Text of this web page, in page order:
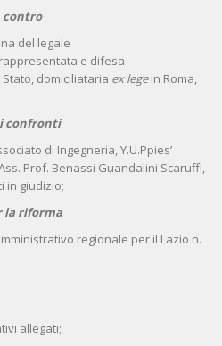
contro
del legale
e difesa
domiciliataria ex legein Roma,
confronti
di Ingegneria, Y.U.Ppies’
Prof. Benassi Guandalini Scaruffi,
in giudizio;
la riforma
regionale per il Lazio n.
allegati;